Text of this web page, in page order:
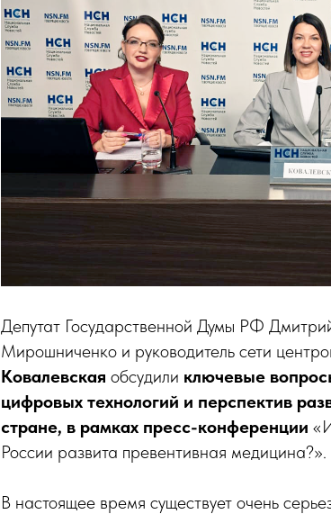
Депутат Государственной Думы РФ
Мирошниченко и руководитель сети
Ковалевская обсудили ключевые
цифровых технологий и перспектив
стране, в рамках пресс-конференции
России развита превентивная медицина?».
В настоящее время существует очень